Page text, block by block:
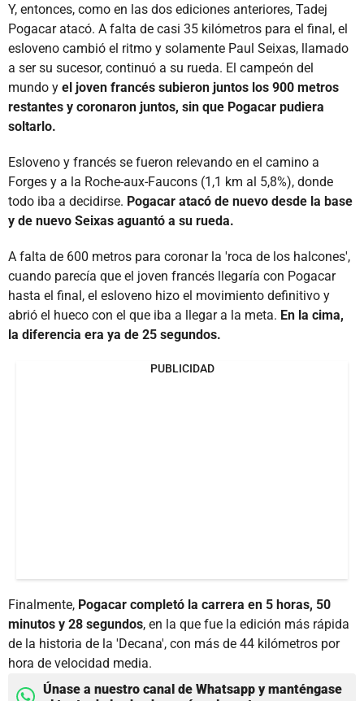
Y, entonces, como en las dos ediciones anteriores, Tadej
Pogacar atacó. A falta de casi 35 kilómetros para el final, el
esloveno cambió el ritmo y solamente Paul Seixas, llamado
a ser su sucesor, continuó a su rueda. El campeón del
mundo y el joven francés subieron juntos los 900 metros
restantes y coronaron juntos, sin que Pogacar pudiera
soltarlo.
Esloveno y francés se fueron relevando en el camino a
Forges y a la Roche-aux-Faucons (1,1 km al 5,8%), donde
todo iba a decidirse. Pogacar atacó de nuevo desde la base
y de nuevo Seixas aguantó a su rueda.
A falta de 600 metros para coronar la 'roca de los halcones',
cuando parecía que el joven francés llegaría con Pogacar
hasta el final, el esloveno hizo el movimiento definitivo y
abrió el hueco con el que iba a llegar a la meta. En la cima,
la diferencia era ya de 25 segundos.
PUBLICIDAD
Finalmente, Pogacar completó la carrera en 5 horas, 50
minutos y 28 segundos, en la que fue la edición más rápida
de la historia de la 'Decana', con más de 44 kilómetros por
hora de velocidad media.
Únase a nuestro canal de Whatsapp y manténgase